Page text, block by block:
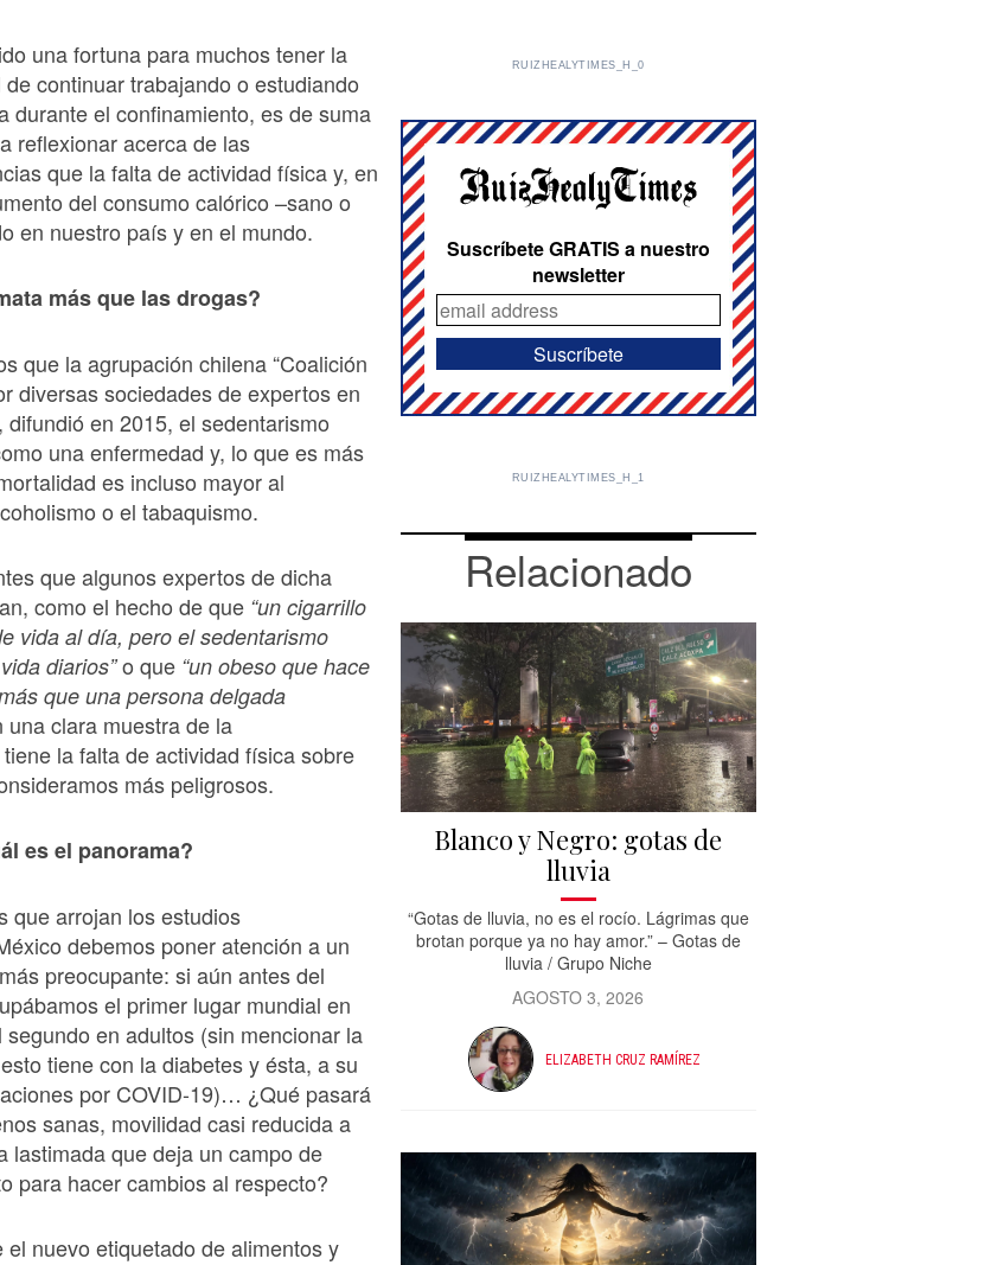
una fortuna para muchos tener la
de continuar trabajando o estudiando
durante el confinamiento, es de suma
reflexionar acerca de las
que la falta de actividad física y, en
del consumo calórico –sano o
en nuestro país y en el mundo.
más que las drogas?
que la agrupación chilena “Coalición
diversas sociedades de expertos en
en 2015, el sedentarismo
una enfermedad y, lo que es más
es incluso mayor al
o el tabaquismo.
que algunos expertos de dicha
como el hecho de que “un cigarrillo
vida al día, pero el sedentarismo
diarios”o que “un obeso que hace
que una persona delgada
una clara muestra de la
la falta de actividad física sobre
más peligrosos.
es el panorama?
que arrojan los estudios
debemos poner atención a un
preocupante: si aún antes del
el primer lugar mundial en
en adultos (sin mencionar la
tiene con la diabetes y ésta, a su
por COVID-19)… ¿Qué pasará
sanas, movilidad casi reducida a
lastimada que deja un campo de
para hacer cambios al respecto?
nuevo etiquetado de alimentos y
RUIZHEALYTIMES_H_0
Suscríbete GRATIS a nuestro
newsletter
RUIZHEALYTIMES_H_1
Relacionado
Blanco y Negro: gotas de
lluvia
“Gotas de lluvia, no es el rocío. Lágrimas que
brotan porque ya no hay amor.” – Gotas de
lluvia / Grupo Niche
AGOSTO 3, 2026
ELIZABETH CRUZ RAMÍREZ